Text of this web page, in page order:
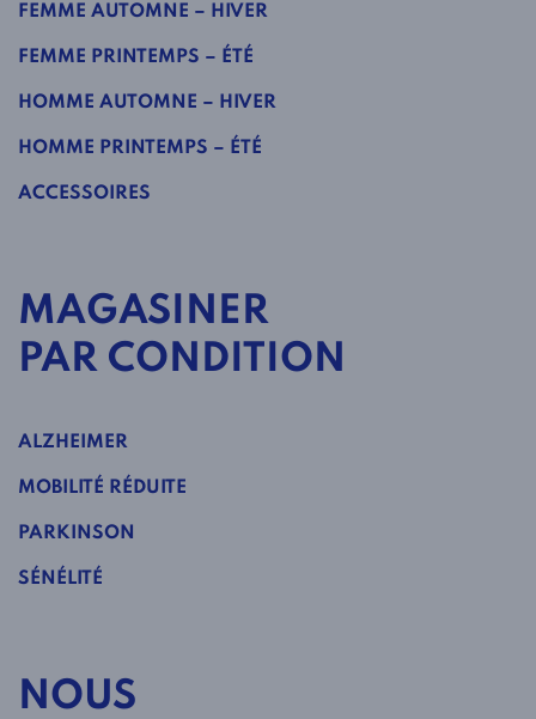
FEMME AUTOMNE – HIVER
FEMME PRINTEMPS – ÉTÉ
HOMME AUTOMNE – HIVER
HOMME PRINTEMPS – ÉTÉ
ACCESSOIRES
MAGASINER
PAR CONDITION
ALZHEIMER
MOBILITÉ RÉDUITE
PARKINSON
SÉNÉLITÉ
NOUS